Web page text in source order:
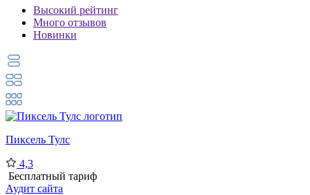
Высокий рейтинг
Много отзывов
Новинки
Пиксель Тулс
4,3
Бесплатный тариф
Аудит сайта